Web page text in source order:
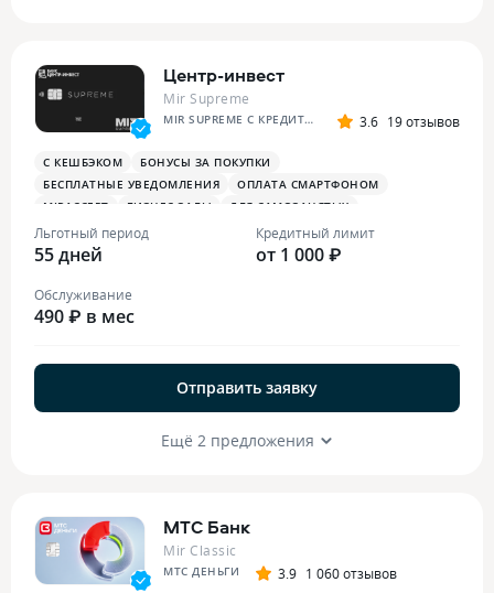
Центр-инвест
Mir Supreme
MIR SUPREME С КРЕДИТНЫМ ЛИМИТОМ 3.6 19 отзывов
С КЕШБЭКОМ
БОНУСЫ ЗА ПОКУПКИ
БЕСПЛАТНЫЕ УВЕДОМЛЕНИЯ
ОПЛАТА СМАРТФОНОМ
MIRACCEPT
БИЗНЕС-ЗАЛЫ
ДЛЯ САМОЗАНЯТЫХ
ПЛАТЕЖНЫЙ СТИКЕР
Льготный период
55 дней
Кредитный лимит
от 1 000 ₽
Обслуживание
490 ₽ в мес
Отправить заявку
Ещё 2 предложения
МТС Банк
Mir Classic
МТС ДЕНЬГИ 3.9 1 060 отзывов